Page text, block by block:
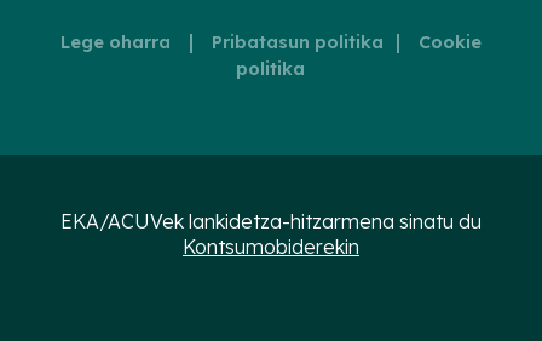
Lege oharra | Pribatasun politika |
Cookie
politika
EKA/ACUVek lankidetza-hitzarmena sinatu du
Kontsumobiderekin